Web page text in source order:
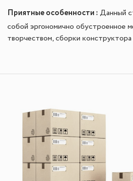
Приятные особенности : Данный
собой эргономично обустроенное
творчеством, сборки конструктора